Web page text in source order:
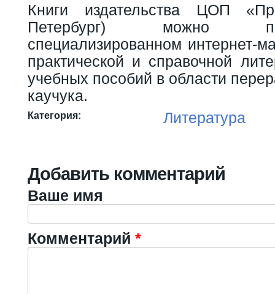
Книги издательства ЦОП
Петербург) можно
специализированном интернет-
практической и справочной
учебных пособий в области
каучука.
Категория: Литература
Добавить комментарий
Ваше имя
Комментарий *